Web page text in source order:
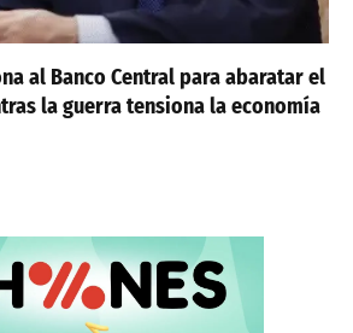
al Banco Central para abaratar el
la guerra tensiona la economía